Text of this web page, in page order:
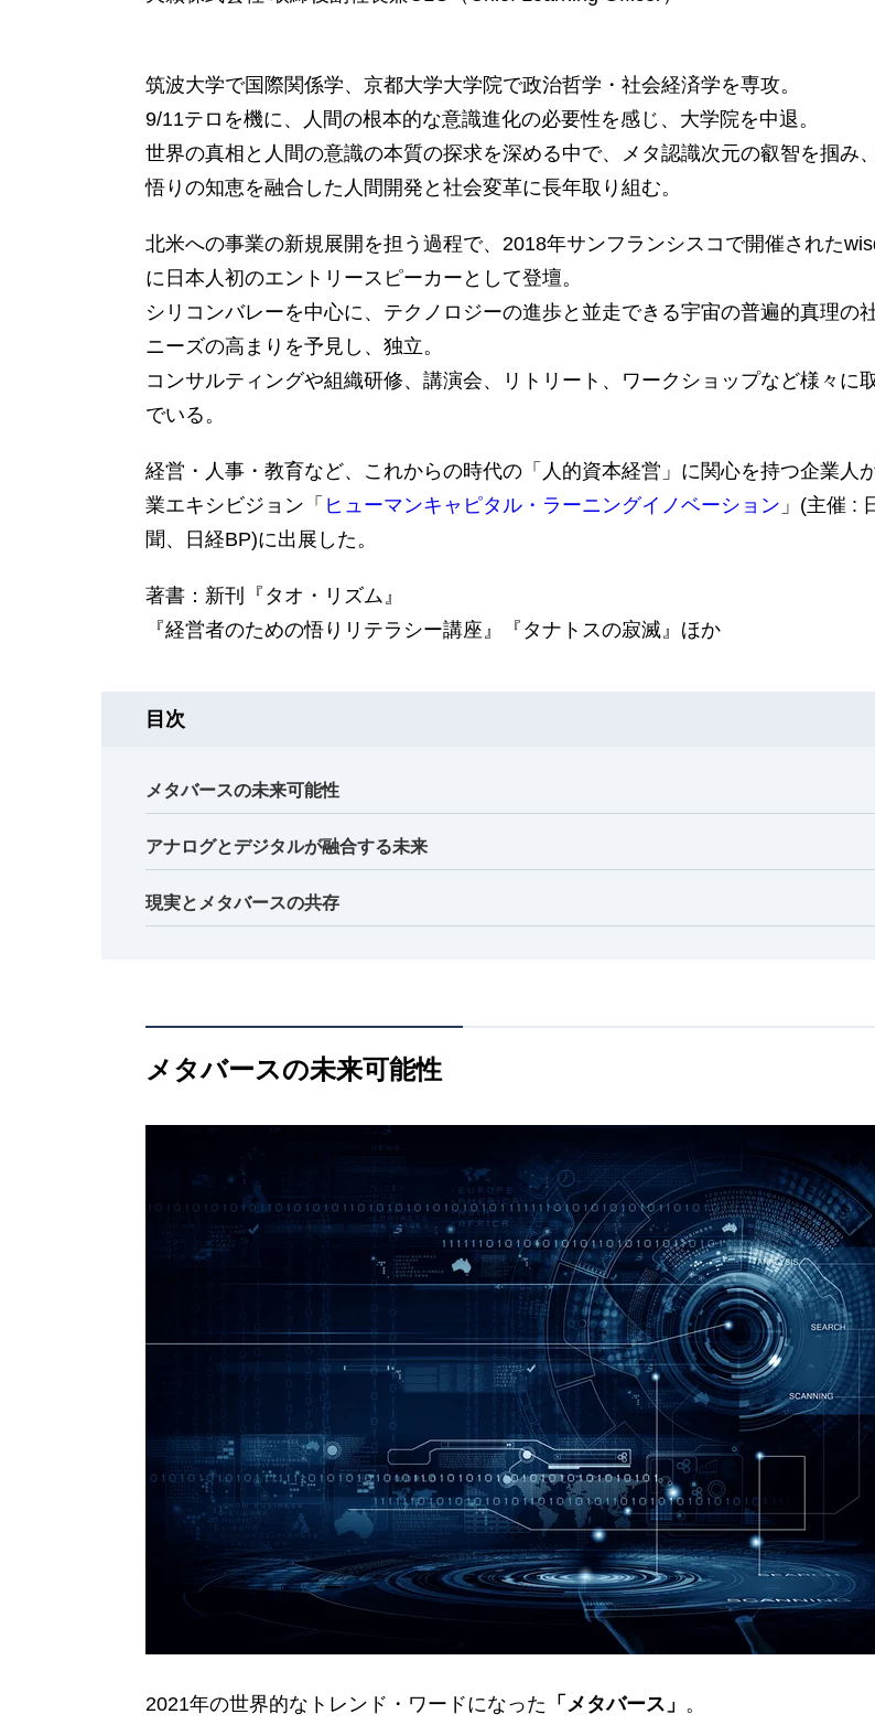
筑波大学で国際関係学、京都大学大学院で政治哲学・社会経済学を専攻。
9/11テロを機に、人間の根本的な意識進化の必要性を感じ、大学院を中退。
世界の真相と人間の意識の本質の探求を深める中で、メタ認識次元の叡智を掴み
悟りの知恵を融合した人間開発と社会変革に長年取り組む。
北米への事業の新規展開を担う過程で、2018年サンフランシスコで開催された
に日本人初のエントリースピーカーとして登壇。
シリコンバレーを中心に、テクノロジーの進歩と並走できる宇宙の普遍的真理の
ニーズの高まりを予見し、独立。
コンサルティングや組織研修、講演会、リトリート、ワークショップなど様々に
でいる。
経営・人事・教育など、これからの時代の「人的資本経営」に関心を持つ企業人
業エキシビジョン「 ヒューマンキャピタル・ラーニングイノベーション 」(主催 :
聞、
日経BP)に出展した。
著書：新刊『タオ・リズム』
『経営者のための悟りリテラシー講座』『タナトスの寂滅』ほか
目次
メタバースの未来可能性
アナログとデジタルが融合する未来
現実とメタバースの共存
メタバースの未来可能性
2021年の世界的なトレンド・ワードになった 「メタバース」 。